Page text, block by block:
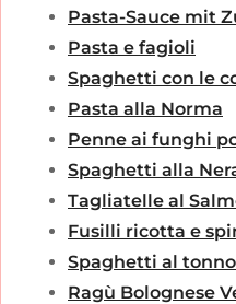
Pasta-Sauce mit
Pasta e fagioli
Spaghetti con le
Pasta alla Norma
Penne ai funghi
Spaghetti alla
Tagliatelle al
Fusilli ricotta e
Spaghetti al tonno
Ragù Bolognese